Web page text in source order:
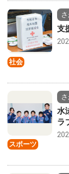
社会
支
スポーツ
水
ラ